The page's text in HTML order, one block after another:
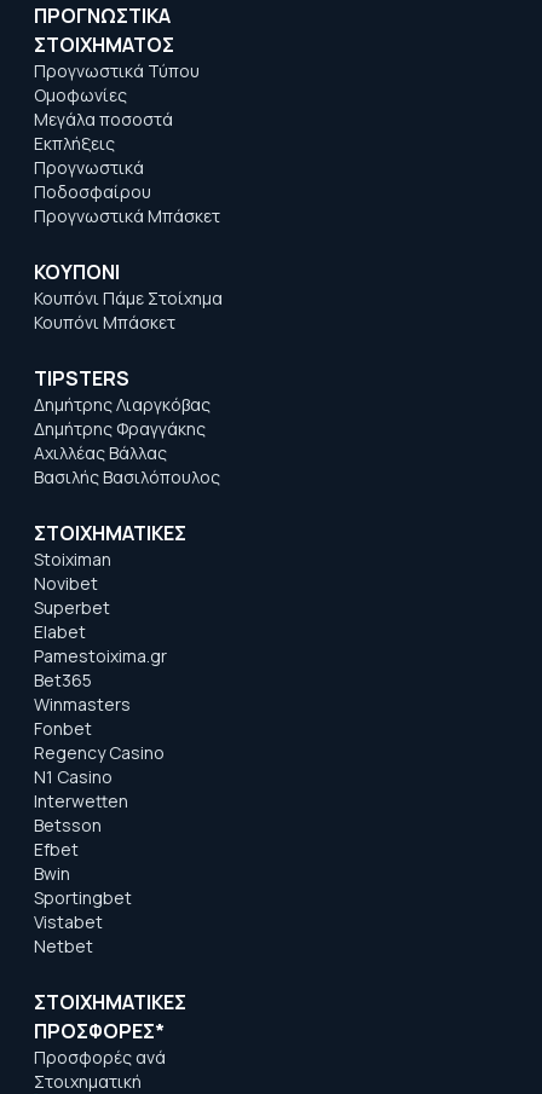
ΠΡΟΓΝΩΣΤΙΚΑ
ΣΤΟΙΧΗΜΑΤΟΣ
Προγνωστικά Τύπου
Ομοφωνίες
Μεγάλα ποσοστά
Εκπλήξεις
Προγνωστικά
Ποδοσφαίρου
Προγνωστικά Μπάσκετ
ΚΟΥΠΟΝΙ
Κουπόνι Πάμε Στοίχημα
Κουπόνι Μπάσκετ
TIPSTERS
Δημήτρης Λιαργκόβας
Δημήτρης Φραγγάκης
Αχιλλέας Βάλλας
Βασιλής Βασιλόπουλος
ΣΤΟΙΧΗΜΑΤΙΚΕΣ
Stoiximan
Novibet
Superbet
Elabet
Pamestoixima.gr
Bet365
Winmasters
Fonbet
Regency Casino
N1 Casino
Interwetten
Betsson
Efbet
Bwin
Sportingbet
Vistabet
Netbet
ΣΤΟΙΧΗΜΑΤΙΚΕΣ
ΠΡΟΣΦΟΡΕΣ*
Προσφορές ανά
Στοιχηματική